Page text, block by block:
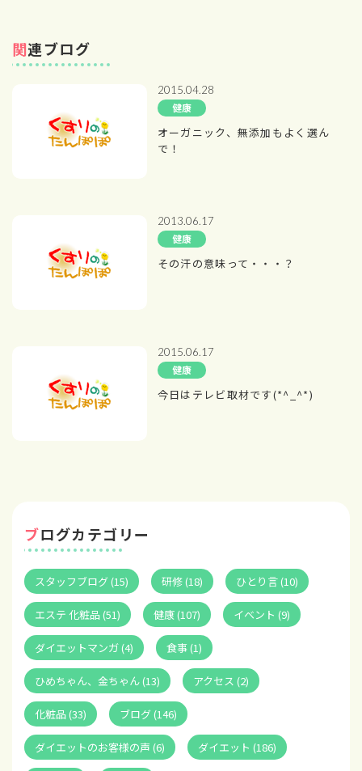
関連ブログ
2015.04.28
健康
オーガニック、無添加もよく選ん
で！
2013.06.17
健康
その汗の意味って・・・？
2015.06.17
健康
今日はテレビ取材です(*^_^*)
ブログカテゴリー
スタッフブログ (15) 研修 (18) ひとり言 (10)
エステ 化粧品 (51) 健康 (107) イベント (9)
ダイエットマンガ (4) 食事 (1)
ひめちゃん、金ちゃん (13) アクセス (2)
化粧品 (33) ブログ (146)
ダイエットのお客様の声 (6) ダイエット (186)